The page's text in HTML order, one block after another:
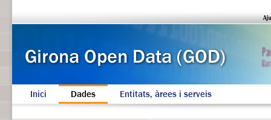
Inici Dades Entitats, àrees i serveis